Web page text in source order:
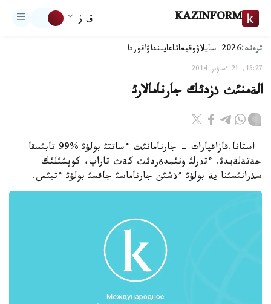
KAZINFORM ق ز
ترەند:2026-سايلاۋ وقيعاتاعايىنداۋاقوردا
15:27, 21 ءساۋىر 2014
الةمنئث ذزدئك جارنامالارئ
استانا.قازاقپارات - جارنامانئث ءساتتئ بولؤئ %99 تابئسقا
جةتةلةيدئ. ءتذرلئ ونئمدةردئث كةث تاراپ، كوپشئلئك
سذرانئسئنا ية بولؤئ ءذشئن جارناماسئ جاقسئ بولؤئ ءتيئس.